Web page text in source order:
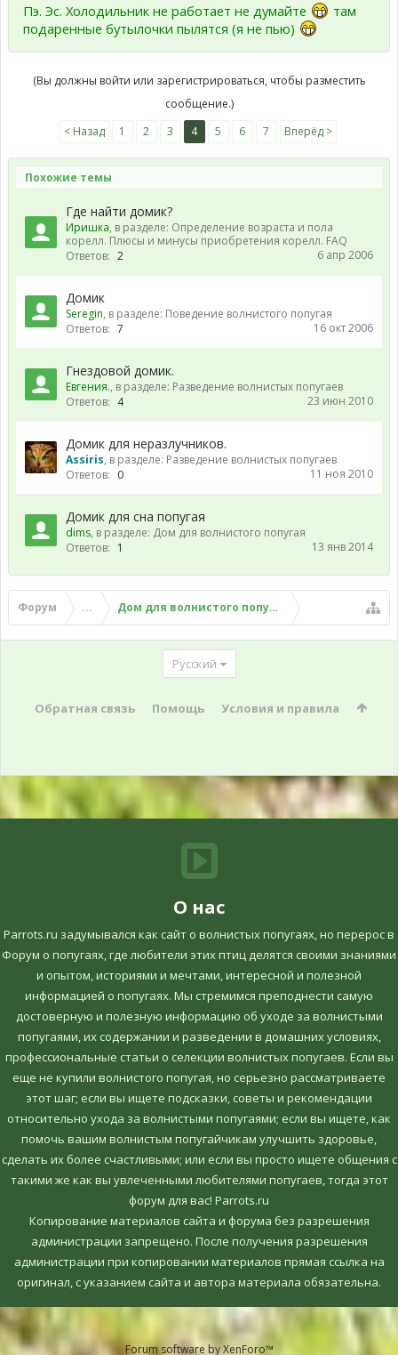
Пэ. Эс. Холодильник не работает не думайте
там
подаренные бутылочки пылятся (я не пью)
(Вы должны войти или зарегистрироваться, чтобы разместить
сообщение.)
< Назад
1 2 3 4 5 6 7 Вперёд >
Похожие темы
Где найти домик?
Иришка, в разделе: Определение возраста и пола
корелл. Плюсы и минусы приобретения корелл. FAQ
Ответов: 2 6 апр 2006
Домик
Seregin, в разделе: Поведение волнистого попугая
Ответов: 7 16 окт 2006
Гнездовой домик.
Евгения., в разделе: Разведение волнистых попугаев
Ответов: 4 23 июн 2010
Домик для неразлучников.
Assiris, в разделе: Разведение волнистых попугаев
Ответов: 0 11 ноя 2010
Домик для сна попугая
dims, в разделе: Дом для волнистого попугая
Ответов: 1 13 янв 2014
Форум ... Дом для волнистого попугая
Русский
Обратная связь Помощь Условия и правила
О нас
Parrots.ru задумывался как сайт о волнистых попугаях, но перерос в
Форум о попугаях, где любители этих птиц делятся своими знаниями
и опытом, историями и мечтами, интересной и полезной
информацией о попугаях. Мы стремимся преподнести самую
достоверную и полезную информацию об уходе за волнистыми
попугаями, их содержании и разведении в домашних условиях,
профессиональные статьи о селекции волнистых попугаев. Если вы
еще не купили волнистого попугая, но серьезно рассматриваете
этот шаг; если вы ищете подсказки, советы и рекомендации
относительно ухода за волнистыми попугаями; если вы ищете, как
помочь вашим волнистым попугайчикам улучшить здоровье,
сделать их более счастливыми; или если вы просто ищете общения с
такими же как вы увлеченными любителями попугаев, тогда этот
форум для вас! Parrots.ru
Копирование материалов сайта и форума без разрешения
администрации запрещено. После получения разрешения
администрации при копировании материалов прямая ссылка на
оригинал, c указанием сайта и автора материала обязательна.
Forum software by XenForo™